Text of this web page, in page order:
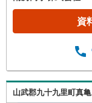
資
山武郡九十九里町真亀